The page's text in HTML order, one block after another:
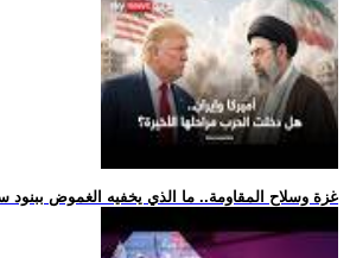
.. غزة وسلاح المقاومة.. ما الذي يخفيه الغموض ببنود